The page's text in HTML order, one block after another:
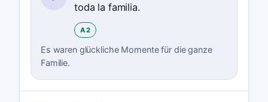
toda la familia.
A2
Es waren glückliche Momente für die ganze
Familie.